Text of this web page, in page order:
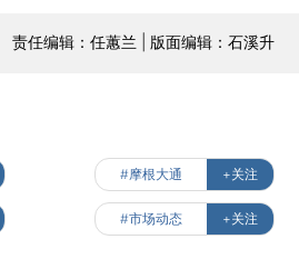
责任编辑：任蕙兰 | 版面编辑：石溪升
#摩根大通 +关注
#市场动态 +关注